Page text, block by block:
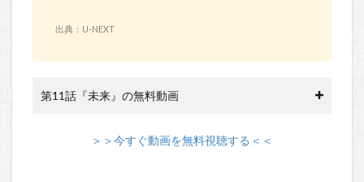
出典：U-NEXT
第11話『未来』の無料動画
＞＞今すぐ動画を無料視聴する＜＜